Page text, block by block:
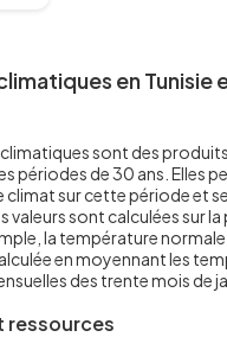
en Tunisie
sont des
périodes de 30 ans. Elles
climat sur cette période et
valeurs sont calculées sur
la température
en moyennant les
des trente mois de
ressources